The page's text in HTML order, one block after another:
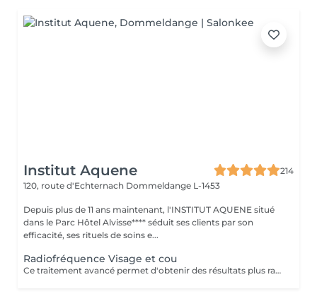
Institut Aquene
214
120, route d'Echternach Dommeldange L-1453
Depuis plus de 11 ans maintenant, l'INSTITUT AQUENE situé
dans le Parc Hôtel Alvisse**** séduit ses clients par son
efficacité, ses rituels de soins e...
Radiofréquence Visage et cou
Ce traitement avancé permet d'obtenir des résultats plus rapides et plus durables, répondant ainsi à notre engagement de toujours privilégier le bien-être de nos clients. Les avantages de la radiofréquence: 1. Efficacité prouvée: La radiofréquence stimule la production de collagène et l'élastine, améliorant ainsi la fermeté et l'élasticité de la peau. 2. Résultats rapides: Dès les premières séances, vous pourrez observer une peau plus lisse, tonifiée et rajeunie. 3. Traitement non-invasif: La radiofréquence est une méthode sûre et non-chirurgicale, offrant une alternative douce aux interventions plus invasives. 4. Polyvalence: Ce traitement convient à divers types de peau et peut cibler plusieurs zones du corps, y compris le visage, le cou, l'abdomen et les cuisses. 5. Durabilité des résultats: En suivant un protocole de soins régulier, les effets de la radiofréquence se prolongent sur le long terme, apportant une amélioration continue de la texture et de l'apparence de la peau. Les contres indications: Bien que la radiofréquence soit largement reconnue pour sa sécurité et son efficacité, certaines contre-indications doivent être prises en compte: 1. Grossesse et allaitement: Il est déconseillé de subir un traitement à la radiofréquence pendant la grossesse ou l'allaitement. 2. Dispositifs médicaux implantés: Les personnes portant un pacemaker ou d'autres implants électroniques ne doivent pas utiliser ce traitement. 3. Problèmes de peau actifs: les affections cutanées